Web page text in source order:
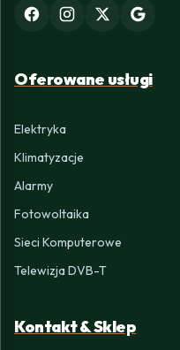
Oferowane usługi
Elektryka
Klimatyzacje
Alarmy
Fotowoltaika
Sieci Komputerowe
Telewizja DVB-T
Kontakt & Sklep